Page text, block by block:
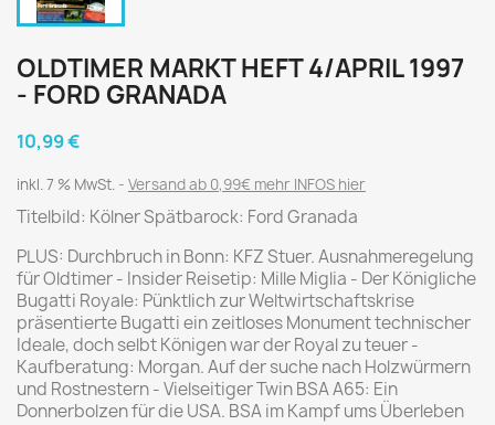
OLDTIMER MARKT HEFT 4/APRIL 1997
- FORD GRANADA
10,99 €
inkl. 7 % MwSt. Versand ab 0,99€ mehr INFOS hier
Titelbild: Kölner Spätbarock: Ford Granada
PLUS: Durchbruch in Bonn: KFZ Stuer. Ausnahmeregelung
für Oldtimer - Insider Reisetip: Mille Miglia - Der Königliche
Bugatti Royale: Pünktlich zur Weltwirtschaftskrise
präsentierte Bugatti ein zeitloses Monument technischer
Ideale, doch selbt Königen war der Royal zu teuer -
Kaufberatung: Morgan. Auf der suche nach Holzwürmern
und Rostnestern - Vielseitiger Twin BSA A65: Ein
Donnerbolzen für die USA. BSA im Kampf ums Überleben